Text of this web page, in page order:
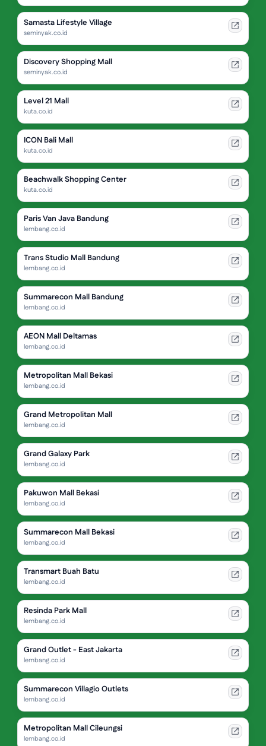
Samasta Lifestyle Village
seminyak.co.id
Discovery Shopping Mall
seminyak.co.id
Level 21 Mall
kuta.co.id
ICON Bali Mall
kuta.co.id
Beachwalk Shopping Center
kuta.co.id
Paris Van Java Bandung
lembang.co.id
Trans Studio Mall Bandung
lembang.co.id
Summarecon Mall Bandung
lembang.co.id
AEON Mall Deltamas
lembang.co.id
Metropolitan Mall Bekasi
lembang.co.id
Grand Metropolitan Mall
lembang.co.id
Grand Galaxy Park
lembang.co.id
Pakuwon Mall Bekasi
lembang.co.id
Summarecon Mall Bekasi
lembang.co.id
Transmart Buah Batu
lembang.co.id
Resinda Park Mall
lembang.co.id
Grand Outlet - East Jakarta
lembang.co.id
Summarecon Villagio Outlets
lembang.co.id
Metropolitan Mall Cileungsi
lembang.co.id